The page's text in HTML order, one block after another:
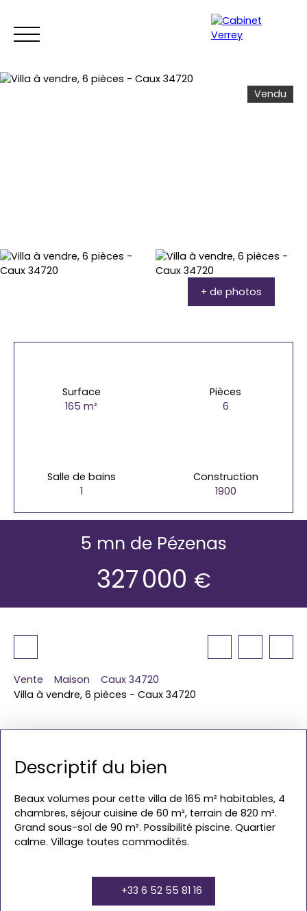
Vendu
+ de photos
Surface
165m²
Pièces
6
Salle de bains
1
Construction
1900
5 mn de Pézenas
327 000 €
Vente Maison
Caux 34720
Villa à vendre, 6 pièces - Caux 34720
Descriptif du bien
Beaux volumes pour cette villa de 165 m² habitables, 4
chambres, séjour cuisine de 60 m², terrain de 820 m².
Grand sous-sol de 90 m². Possibilité piscine. Quartier
calme. Village toutes commodités.
+33 6 52 55 81 16